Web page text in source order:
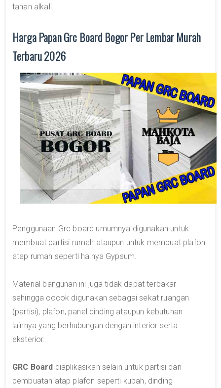
tahan alkali.
Harga Papan Grc Board Bogor Per Lembar Murah
Terbaru 2026
Penggunaan Grc board umumnya digunakan untuk
membuat partisi rumah ataupun untuk membuat plafon
atap rumah seperti halnya Gypsum.
Material bangunan ini juga tidak dapat terbakar
sehingga cocok digunakan sebagai sekat ruangan
(partisi), plafon, panel dinding ataupun kebutuhan
lainnya yang berhubungan dengan interior serta
eksterior.
GRC Board diaplikasikan selain untuk partisi dan
pembuatan atap plafon seperti kubah, dinding